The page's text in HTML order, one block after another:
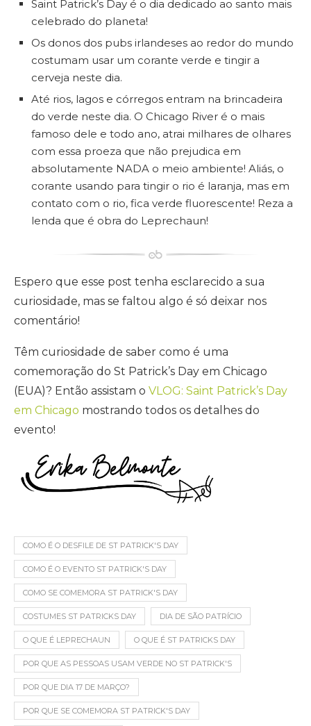
Saint Patrick’s Day é o dia dedicado ao santo mais
celebrado do planeta!
Os donos dos pubs irlandeses ao redor do mundo
costumam usar um corante verde e tingir a
cerveja neste dia.
Até rios, lagos e córregos entram na brincadeira
do verde neste dia. O Chicago River é o mais
famoso dele e todo ano, atrai milhares de olhares
com essa proeza que não prejudica em
absolutamente NADA o meio ambiente! Aliás, o
corante usando para tingir o rio é laranja, mas em
contato com o rio, fica verde fluorescente! Reza a
lenda que é obra do Leprechaun!
Espero que esse post tenha esclarecido a sua
curiosidade, mas se faltou algo é só deixar nos
comentário!
Têm curiosidade de saber como é uma
comemoração do St Patrick’s Day em Chicago
(EUA)? Então assistam o VLOG: Saint Patrick’s Day
em Chicago mostrando todos os detalhes do
evento!
COMO É O DESFILE DE ST PATRICK'S DAY
COMO É O EVENTO ST PATRICK'S DAY
COMO SE COMEMORA ST PATRICK'S DAY
COSTUMES ST PATRICKS DAY DIA DE SÃO PATRÍCIO
O QUE É LEPRECHAUN O QUE É ST PATRICKS DAY
POR QUE AS PESSOAS USAM VERDE NO ST PATRICK'S
POR QUE DIA 17 DE MARÇO?
POR QUE SE COMEMORA ST PATRICK'S DAY